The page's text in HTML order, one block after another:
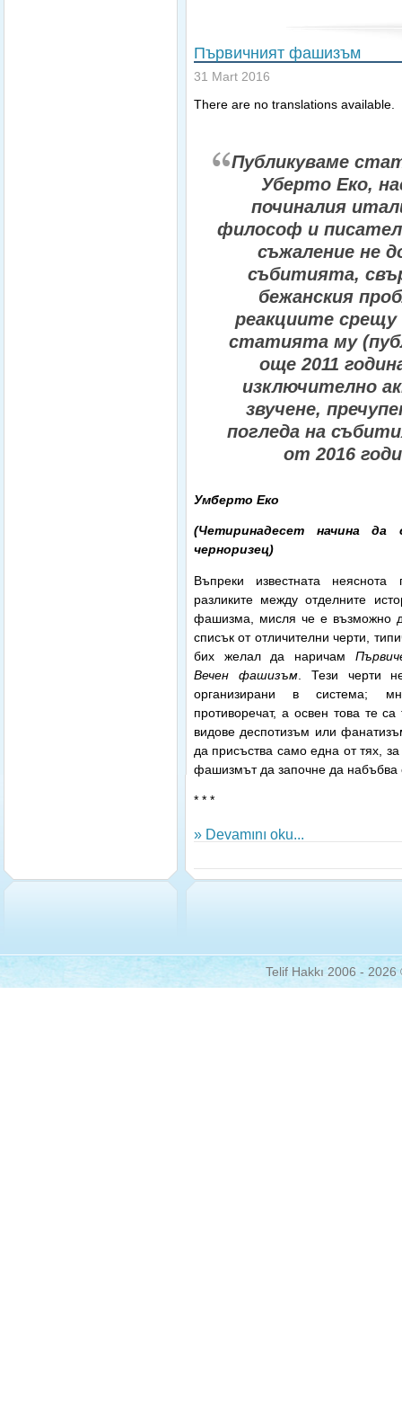
Първичният фашизъм
31 Mart 2016
There are no translations available.
Публикуваме
Уберто Еко,
починалия
философ и
съжаление не
събитията,
бежанския
реакциите срещу
статията му
още 2011
изключително
звучене,
погледа на
от 2016
Умберто Еко
(Четиринадесет начина да
черноризец)
Въпреки известната
разликите между отделните
фашизма, мисля че е възможно
списък от отличителни черти,
бих желал да наричам
Вечен
фашизъм. Тези черти
организирани в система;
противоречат, а освен това те
видове деспотизъм или
да присъства само една от тях,
фашизмът да започне да набъбва
* * *
» Devamını oku...
Telif Hakkı 2006 -